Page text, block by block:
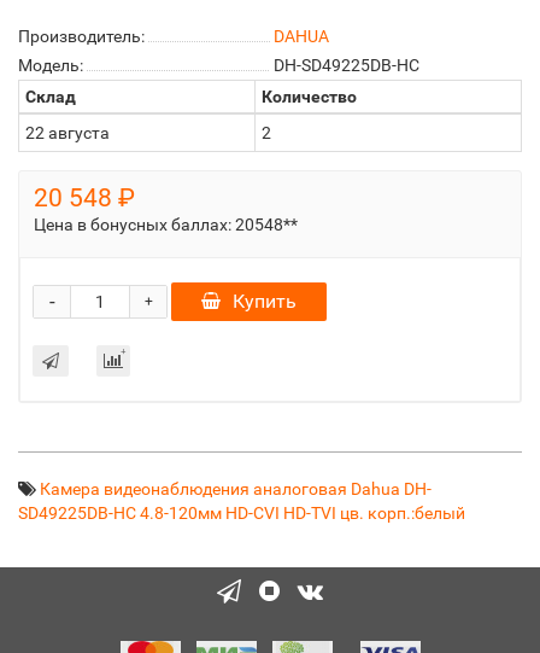
Производитель:
DAHUA
Модель:
DH-SD49225DB-HC
Склад
Количество
22 августа
2
20 548 ₽
Цена в бонусных баллах:20548**
+
- Купить
Камера видеонаблюдения аналоговая Dahua DH-
SD49225DB-HC 4.8-120мм HD-CVI HD-TVI цв. корп.:белый